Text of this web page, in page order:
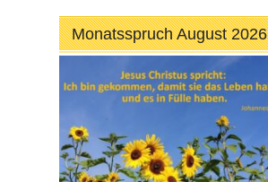
Monatsspruch August 2026